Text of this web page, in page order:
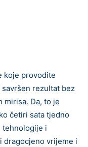
koje provodite
rezultat bez
mirisa. Da, to je
četiri sata tjedno
tehnologije i
dragocjeno vrijeme i